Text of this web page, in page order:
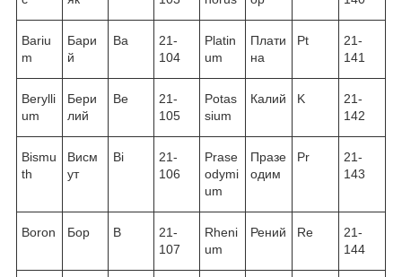
Bariu
m
Бари
й
Ba
21-
104
Platin
um
Плати
на
Pt
21-
141
Berylli
um
Бери
лий
Be
21-
105
Potas
sium
Калий K
21-
142
Bismu
th
Висм
ут
Bi
21-
106
Prase
odymi
um
Празе
одим
Pr
21-
143
Boron Бор B
21-
107
Rheni
um
Рений Re
21-
144